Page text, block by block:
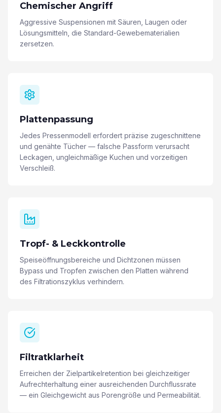
Chemischer Angriff
Aggressive Suspensionen mit Säuren, Laugen oder
Lösungsmitteln, die Standard-Gewebematerialien
zersetzen.
Plattenpassung
Jedes Pressenmodell erfordert präzise zugeschnittene
und genähte Tücher — falsche Passform verursacht
Leckagen, ungleichmäßige Kuchen und vorzeitigen
Verschleiß.
Tropf- & Leckkontrolle
Speiseöffnungsbereiche und Dichtzonen müssen
Bypass und Tropfen zwischen den Platten während
des Filtrationszyklus verhindern.
Filtratklarheit
Erreichen der Zielpartikelretention bei gleichzeitiger
Aufrechterhaltung einer ausreichenden Durchflussrate
— ein Gleichgewicht aus Porengröße und Permeabilität.